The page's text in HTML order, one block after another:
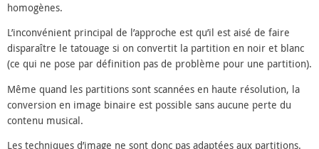
homogènes.
L’inconvénient principal de l’approche est qu’il est aisé de faire
disparaître le tatouage si on convertit la partition en noir et blanc
(ce qui ne pose par définition pas de problème pour une partition).
Même quand les partitions sont scannées en haute résolution, la
conversion en image binaire est possible sans aucune perte du
contenu musical.
Les techniques d’image ne sont donc pas adaptées aux partitions.